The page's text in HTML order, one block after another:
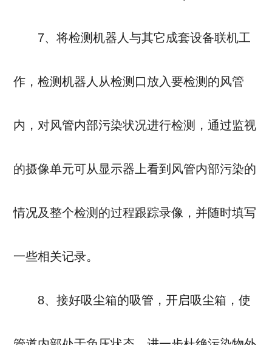
7、将检测机器人与其它成套设备联机工
作，检测机器人从检测口放入要检测的风管
内，对风管内部污染状况进行检测，通过监视
的摄像单元可从显示器上看到风管内部污染的
情况及整个检测的过程跟踪录像，并随时填写
一些相关记录。
8、接好吸尘箱的吸管，开启吸尘箱，使